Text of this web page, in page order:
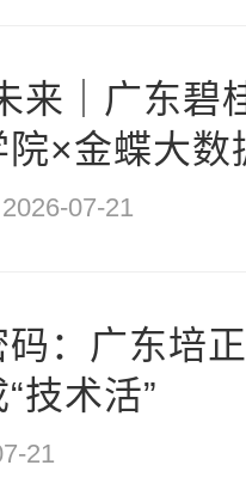
来｜广东碧
×金蝶大
满举行
2026-07-21
：广东培
技术活”
21